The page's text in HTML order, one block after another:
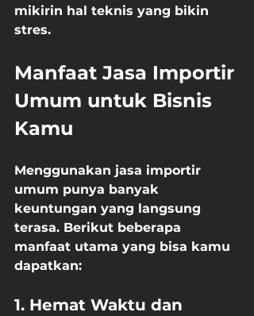
mikirin hal teknis yang bikin
stres.
Manfaat Jasa Importir
Umum untuk Bisnis
Kamu
Menggunakan jasa importir
umum punya banyak
keuntungan yang langsung
terasa. Berikut beberapa
manfaat utama yang bisa kamu
dapatkan:
1. Hemat Waktu dan